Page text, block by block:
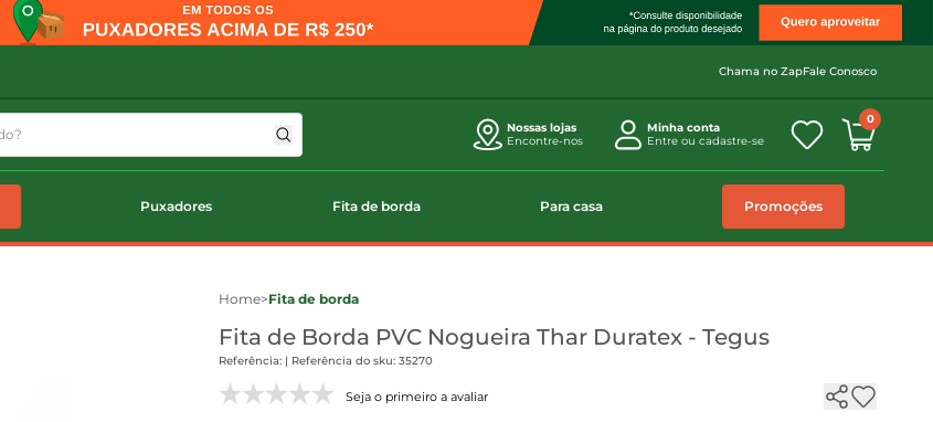
Chama no ZapFale Conosco
Nossas lojas
Encontre-nos
Minha conta
Entre ou cadastre-se
0
Puxadores Fita de borda Para casa Promoções
Home>Fita de borda
Fita de Borda PVC Nogueira Thar Duratex - Tegus
Referência: | Referência do sku: 35270
Seja o primeiro a avaliar